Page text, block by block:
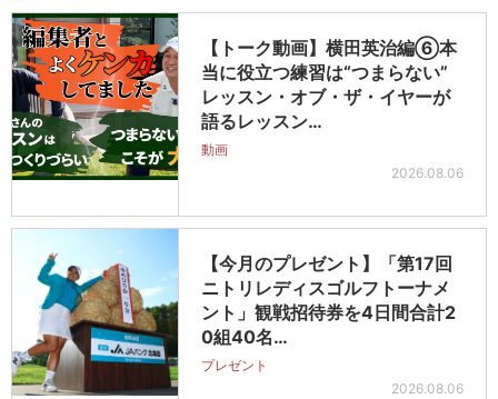
【トーク動画】横田英治編⑥本
当に役立つ練習は“つまらない”
レッスン・オブ・ザ・イヤーが
語るレッスン…
動画
2026.08.06
【今月のプレゼント】「第17回
ニトリレディスゴルフトーナメ
ント」観戦招待券を4日間合計2
0組40名…
プレゼント
2026.08.06